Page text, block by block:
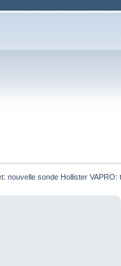
nouvelle sonde Hollister